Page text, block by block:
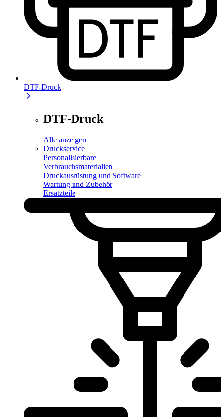
DTF-Druck
DTF-Druck
Alle anzeigen
Druckservice
Personalisierbare
Verbrauchsmaterialien
Druckausrüstung und Software
Wartung und Zubehör
Ersatzteile